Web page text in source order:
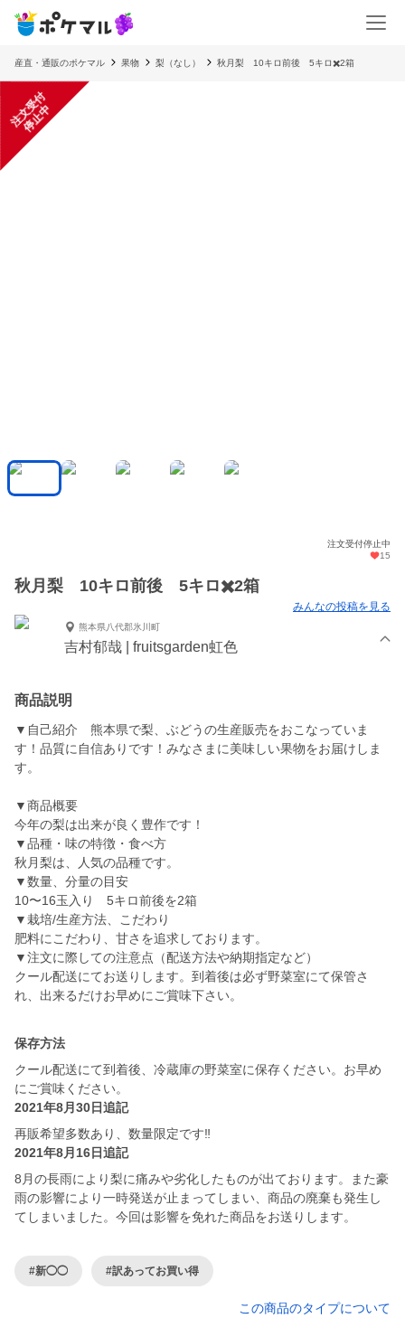
産直・通販のポケマル 果物 梨（なし） 秋月梨 10キロ前後 5キロ✖️2箱
注
文
受
付
停
止
中
注文受付停止中
15
秋月梨 10キロ前後 5キロ✖️2箱
みんなの投稿を見る
熊本県八代郡氷川町
吉村郁哉 | fruitsgarden虹色
商品説明
▼自己紹介 熊本県で梨、ぶどうの生産販売をおこなっていま
す！品質に自信ありです！みなさまに美味しい果物をお届けしま
す。
▼商品概要
今年の梨は出来が良く豊作です！
▼品種・味の特徴・食べ方
秋月梨は、人気の品種です。
▼数量、分量の目安
10〜16玉入り 5キロ前後を2箱
▼栽培/生産方法、こだわり
肥料にこだわり、甘さを追求しております。
▼注文に際しての注意点（配送方法や納期指定など）
クール配送にてお送りします。到着後は必ず野菜室にて保管さ
れ、出来るだけお早めにご賞味下さい。
保存方法
クール配送にて到着後、冷蔵庫の野菜室に保存ください。お早め
にご賞味ください。
2021年8月30日追記
再販希望多数あり、数量限定です‼️
2021年8月16日追記
8月の長雨により梨に痛みや劣化したものが出ております。また豪
雨の影響により一時発送が止まってしまい、商品の廃棄も発生し
てしまいました。今回は影響を免れた商品をお送りします。
#新◯◯ #訳あってお買い得
この商品のタイプについて